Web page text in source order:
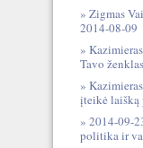
Zigmas
2014-08-09
Tavo
įteikė laišką
2014-09-
politika ir